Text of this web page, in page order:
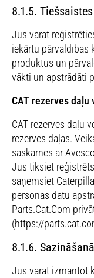
8.1.5.
Jūs varat
iekārtu pārvaldības
produktus un
vākti un apstrādāti
CAT rezerves daļu
CAT rezerves daļu
rezerves daļas.
saskarnes ar
Jūs tiksiet
saņemsiet
personas datu
Parts.Cat.Com
(https://
8.1.6.
Jūs varat izmantot